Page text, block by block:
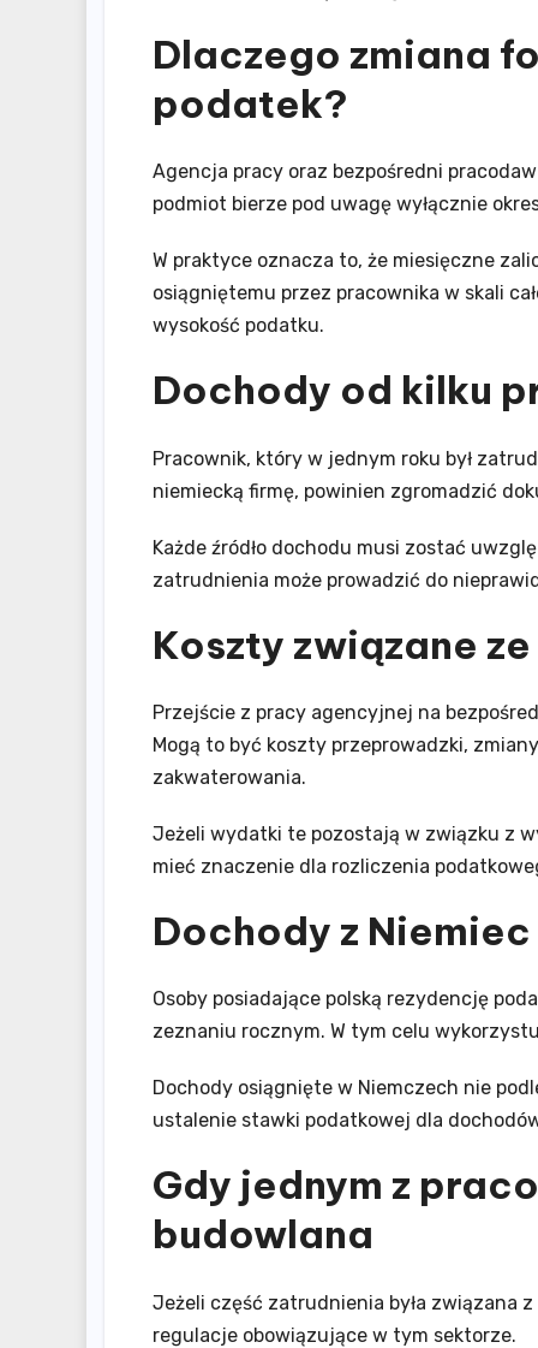
Dlaczego zmiana
podatek?
Agencja pracy oraz bezpośredni
podmiot bierze pod uwagę wyłącznie
W praktyce oznacza to, że miesięczne
osiągniętemu przez pracownika w skali
wysokość podatku.
Dochody od kilku
Pracownik, który w jednym roku był
niemiecką firmę, powinien zgromadzić
Każde źródło dochodu musi zostać
zatrudnienia może prowadzić do
Koszty związane
Przejście z pracy agencyjnej na
Mogą to być koszty przeprowadzki,
zakwaterowania.
Jeżeli wydatki te pozostają w związku z
mieć znaczenie dla rozliczenia
Dochody z
Osoby posiadające polską rezydencję
zeznaniu rocznym. W tym celu
Dochody osiągnięte w Niemczech nie
ustalenie stawki podatkowej dla
Gdy jednym z
budowlana
Jeżeli część zatrudnienia była związana
regulacje obowiązujące w tym sektorze.